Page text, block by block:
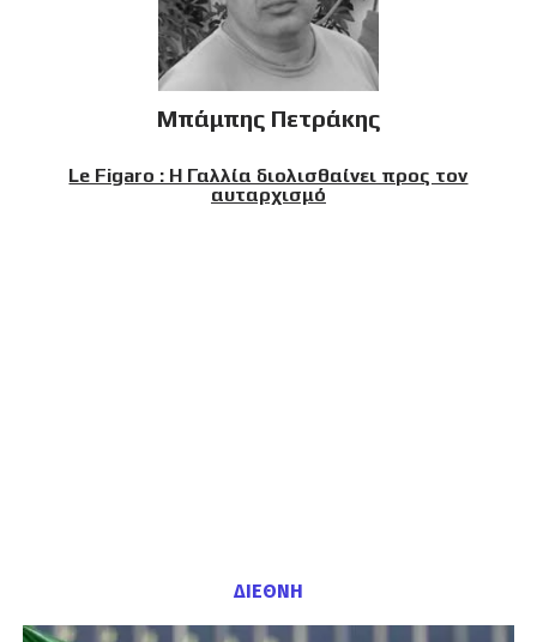
Μπάμπης Πετράκης
Le Figaro : Η Γαλλία διολισθαίνει προς τον
αυταρχισμό
ΔΙΕΘΝΗ